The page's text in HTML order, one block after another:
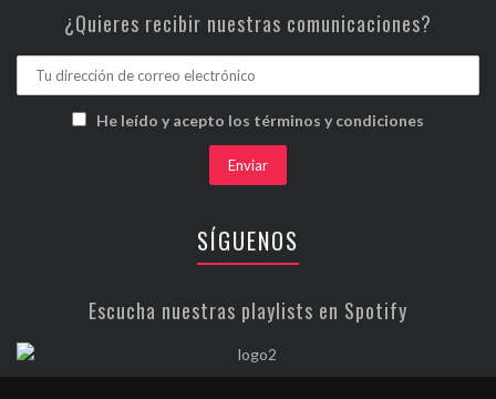
¿Quieres recibir nuestras comunicaciones?
He leído y acepto los términos y condiciones
SÍGUENOS
Escucha nuestras playlists en Spotify